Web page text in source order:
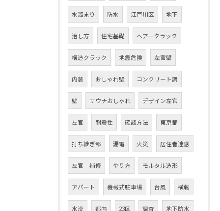
水溜まり 防水 江戸川区 地下
治し方 住宅基礎 ヘアークラック
構造クラック 地震危険 左官壁
内装 おしゃれ壁 コンクリート調
壁 サウナおしゃれ デザイン左官
左官 耐震性 確認方法 東京都
打ち継ぎ部 漏電 火災 居住者迷惑
左官 補修 やり方 モルタル造形
アパート 機械式駐車場 台風 横転
水没 都内 23区 調査 地下防水